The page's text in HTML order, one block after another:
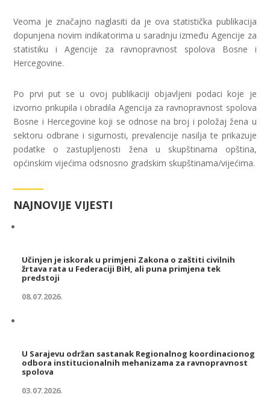
Veoma je značajno naglasiti da je ova statistička publikacija
dopunjena novim indikatorima u saradnju između Agencije za
statistiku i Agencije za ravnopravnost spolova Bosne i
Hercegovine.
Po prvi put se u ovoj publikaciji objavljeni podaci koje je
izvorno prikupila i obradila Agencija za ravnopravnost spolova
Bosne i Hercegovine koji se odnose na broj i položaj žena u
sektoru odbrane i sigurnosti, prevalencije nasilja te prikazuje
podatke o zastupljenosti žena u skupštinama opština,
općinskim vijećima odsnosno gradskim skupštinama/vijećima.
NAJNOVIJE VIJESTI
Učinjen je iskorak u primjeni Zakona o zaštiti civilnih
žrtava rata u Federaciji BiH, ali puna primjena tek
predstoji
08.07.2026.
U Sarajevu održan sastanak Regionalnog koordinacionog
odbora institucionalnih mehanizama za ravnopravnost
spolova
03.07.2026.